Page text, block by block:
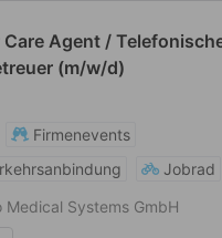
Agent /
(m/w/d)
Firmenevents
Jobrad
Medical Systems GmbH